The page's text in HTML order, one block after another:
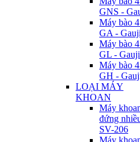
GNS -
Máy bào
GA -
Máy bào
GL -
Máy bào
GH -
LOẠI MÁY
KHOAN
Máy
đứng
SV-206
Máy